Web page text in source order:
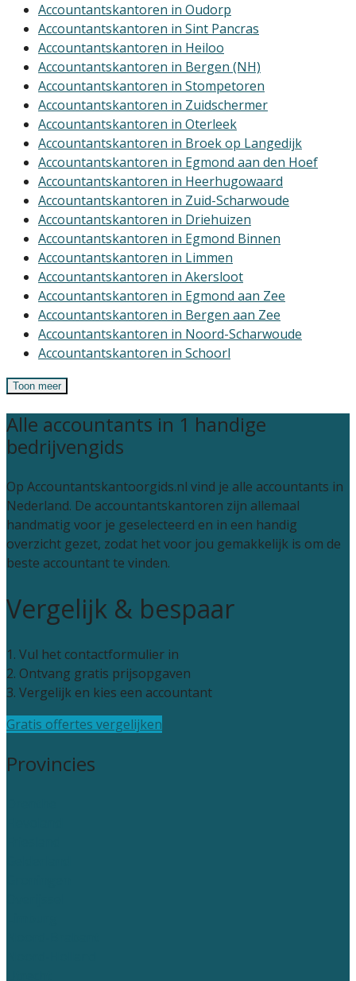
Accountantskantoren in Oudorp
Accountantskantoren in Sint Pancras
Accountantskantoren in Heiloo
Accountantskantoren in Bergen (NH)
Accountantskantoren in Stompetoren
Accountantskantoren in Zuidschermer
Accountantskantoren in Oterleek
Accountantskantoren in Broek op Langedijk
Accountantskantoren in Egmond aan den Hoef
Accountantskantoren in Heerhugowaard
Accountantskantoren in Zuid-Scharwoude
Accountantskantoren in Driehuizen
Accountantskantoren in Egmond Binnen
Accountantskantoren in Limmen
Accountantskantoren in Akersloot
Accountantskantoren in Egmond aan Zee
Accountantskantoren in Bergen aan Zee
Accountantskantoren in Noord-Scharwoude
Accountantskantoren in Schoorl
Toon meer
Alle accountants in 1 handige
bedrijvengids
Op Accountantskantoorgids.nl vind je alle accountants in
Nederland. De accountantskantoren zijn allemaal
handmatig voor je geselecteerd en in een handig
overzicht gezet, zodat het voor jou gemakkelijk is om de
beste accountant te vinden.
Vergelijk & bespaar
1. Vul het contactformulier in
2. Ontvang gratis prijsopgaven
3. Vergelijk en kies een accountant
Gratis offertes vergelijken
Provincies